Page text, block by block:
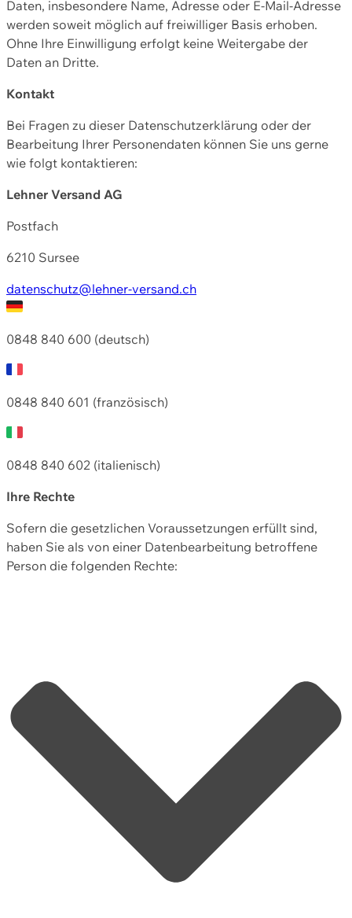
Daten, insbesondere Name, Adresse oder E-Mail-Adresse
werden soweit möglich auf freiwilliger Basis erhoben.
Ohne Ihre Einwilligung erfolgt keine Weitergabe der
Daten an Dritte.
Kontakt
Bei Fragen zu dieser Datenschutzerklärung oder der
Bearbeitung Ihrer Personendaten können Sie uns gerne
wie folgt kontaktieren:
Lehner Versand AG
Postfach
6210 Sursee
datenschutz@lehner-versand.ch
0848 840 600 (deutsch)
0848 840 601 (französisch)
0848 840 602 (italienisch)
Ihre Rechte
Sofern die gesetzlichen Voraussetzungen erfüllt sind,
haben Sie als von einer Datenbearbeitung betroffene
Person die folgenden Rechte: